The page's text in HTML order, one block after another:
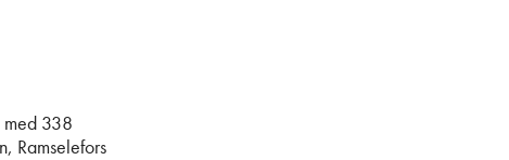
med 338
Ramselefors